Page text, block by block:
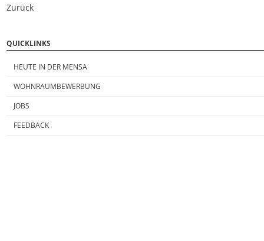
Zurück
QUICKLINKS
HEUTE IN DER MENSA
WOHNRAUMBEWERBUNG
JOBS
FEEDBACK